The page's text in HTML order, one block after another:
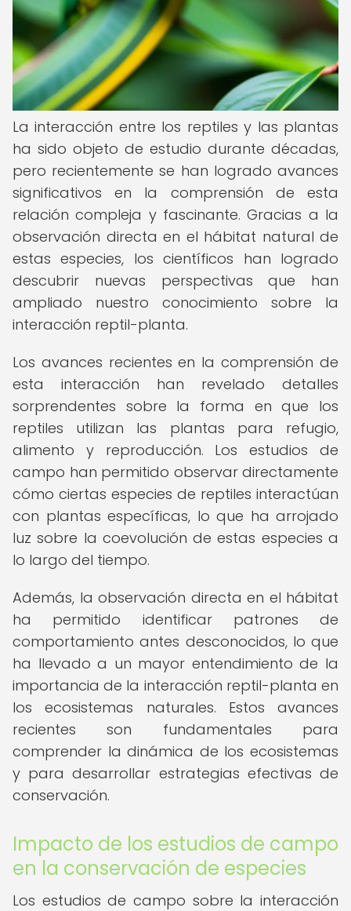
La interacción entre los reptiles y las plantas
ha sido objeto de estudio durante décadas,
pero recientemente se han logrado avances
significativos en la comprensión de esta
relación compleja y fascinante. Gracias a la
observación directa en el hábitat natural de
estas especies, los científicos han logrado
descubrir nuevas perspectivas que han
ampliado nuestro conocimiento sobre la
interacción reptil-planta.
Los avances recientes en la comprensión de
esta interacción han revelado detalles
sorprendentes sobre la forma en que los
reptiles utilizan las plantas para refugio,
alimento y reproducción. Los estudios de
campo han permitido observar directamente
cómo ciertas especies de reptiles interactúan
con plantas específicas, lo que ha arrojado
luz sobre la coevolución de estas especies a
lo largo del tiempo.
Además, la observación directa en el hábitat
ha permitido identificar patrones de
comportamiento antes desconocidos, lo que
ha llevado a un mayor entendimiento de la
importancia de la interacción reptil-planta en
los ecosistemas naturales. Estos avances
recientes son fundamentales para
comprender la dinámica de los ecosistemas
y para desarrollar estrategias efectivas de
conservación.
Impacto de los estudios de campo
en la conservación de especies
Los estudios de campo sobre la interacción